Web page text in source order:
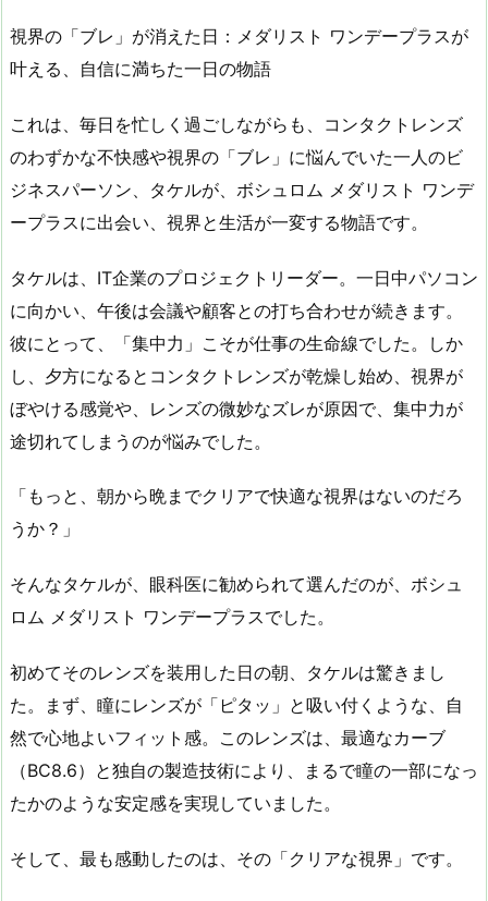
視界の「ブレ」が消えた日：メダリスト ワンデープラスが
叶える、自信に満ちた一日の物語
これは、毎日を忙しく過ごしながらも、コンタクトレンズ
のわずかな不快感や視界の「ブレ」に悩んでいた一人のビ
ジネスパーソン、タケルが、ボシュロム メダリスト ワンデ
ープラスに出会い、視界と生活が一変する物語です。
タケルは、IT企業のプロジェクトリーダー。一日中パソコン
に向かい、午後は会議や顧客との打ち合わせが続きます。
彼にとって、「集中力」こそが仕事の生命線でした。しか
し、夕方になるとコンタクトレンズが乾燥し始め、視界が
ぼやける感覚や、レンズの微妙なズレが原因で、集中力が
途切れてしまうのが悩みでした。
「もっと、朝から晩までクリアで快適な視界はないのだろ
うか？」
そんなタケルが、眼科医に勧められて選んだのが、ボシュ
ロム メダリスト ワンデープラスでした。
初めてそのレンズを装用した日の朝、タケルは驚きまし
た。まず、瞳にレンズが「ピタッ」と吸い付くような、自
然で心地よいフィット感。このレンズは、最適なカーブ
（BC8.6）と独自の製造技術により、まるで瞳の一部になっ
たかのような安定感を実現していました。
そして、最も感動したのは、その「クリアな視界」です。